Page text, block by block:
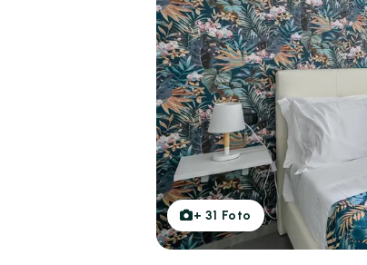
+ 31 Foto